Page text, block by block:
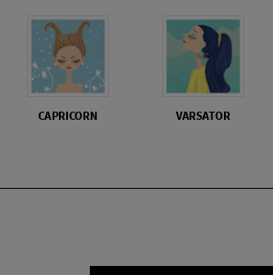
CAPRICORN VARSATOR